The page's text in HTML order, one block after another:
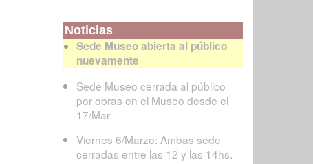
Noticias
Sede Museo abierta al público
nuevamente
Sede Museo cerrada al público
por obras en el Museo desde el
17/Mar
Viernes 6/Marzo: Ambas sede
cerradas entre las 12 y las 14hs.